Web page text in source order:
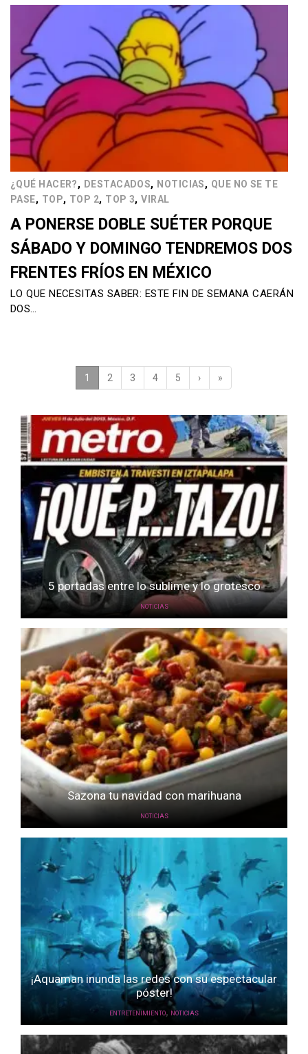
¿QUÉ HACER?, DESTACADOS, NOTICIAS, QUE NO SE TE
PASE, TOP, TOP 2, TOP 3,VIRAL
A PONERSE DOBLE SUÉTER PORQUE
SÁBADO Y DOMINGO TENDREMOS DOS
FRENTES FRÍOS EN MÉXICO
LO QUE NECESITAS SABER: ESTE FIN DE SEMANA CAERÁN
DOS…
1 (current)
2 3 4 5 › »
5 portadas entre lo sublime y lo grotesco
NOTICIAS
Sazona tu navidad con marihuana
NOTICIAS
¡Aquaman inunda las redes con su espectacular
póster!
ENTRETENIMIENTO, NOTICIAS